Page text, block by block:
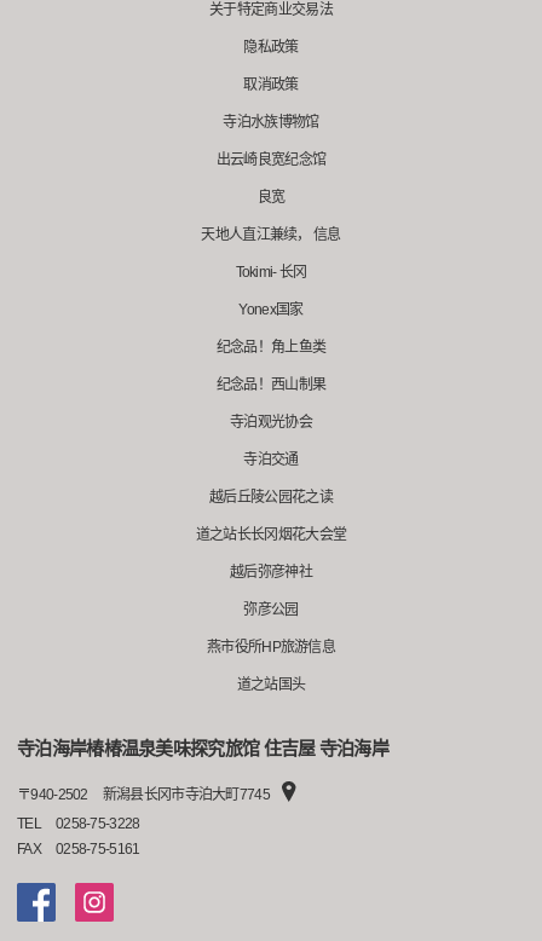
关于特定商业交易法
隐私政策
取消政策
寺泊水族博物馆
出云崎良宽纪念馆
良宽
天地人直江兼续， 信息
Tokimi- 长冈
Yonex国家
纪念品！角上鱼类
纪念品！西山制果
寺泊观光协会
寺泊交通
越后丘陵公园花之读
道之站长长冈烟花大会堂
越后弥彦神社
弥彦公园
燕市役所HP旅游信息
道之站国头
寺泊海岸椿椿温泉美味探究旅馆 住吉屋 寺泊海岸
〒940-2502
新潟县长冈市寺泊大町7745
TEL
0258-75-3228
FAX
0258-75-5161